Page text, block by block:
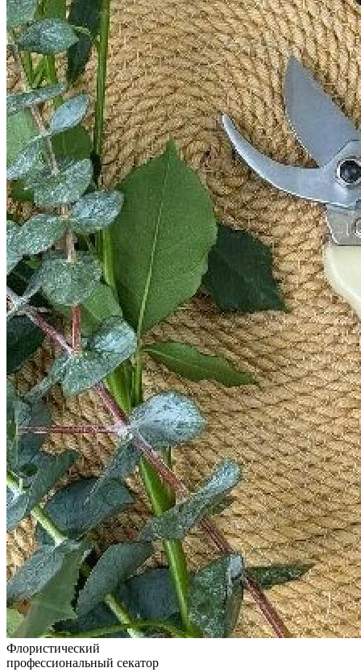
Флористический
профессиональный секатор